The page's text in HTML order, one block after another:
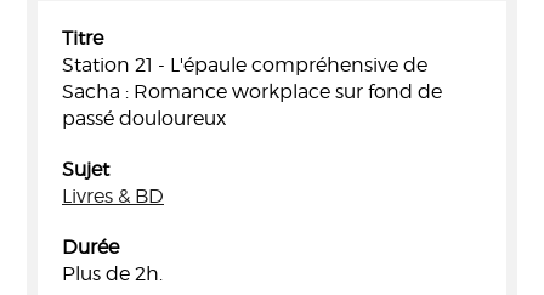
Titre
Station 21 - L'épaule compréhensive de
Sacha : Romance workplace sur fond de
passé douloureux
Sujet
Livres & BD
Durée
Plus de 2h.